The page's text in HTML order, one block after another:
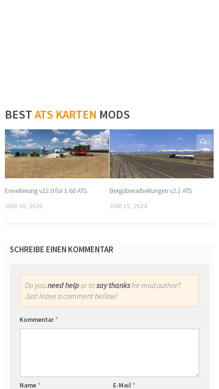
BESTATS KARTEN MODS
0
Erweiterung v22.0 für 1.60 ATS
JUNI 30, 2026
0
Bergüberarbeitungen v2.1 ATS
JUNI 15, 2024
SCHREIBE EINEN KOMMENTAR
Do youneed helpor tosay thanksfor mod author?
Just leave a comment bellow!
Kommentar*
Name* E-Mail*